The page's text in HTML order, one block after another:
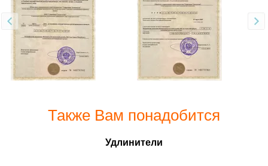
Также Вам понадобится
Удлинители